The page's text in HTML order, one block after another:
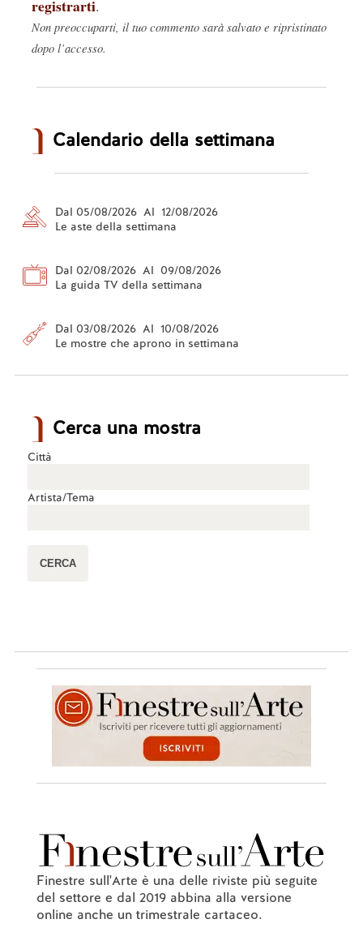
registrarti.
Non preoccuparti, il tuo commento sarà salvato e ripristinato
dopo l’accesso.
Calendario della settimana
Dal 05/08/2026 Al 12/08/2026
Le aste della settimana
Dal 02/08/2026 Al 09/08/2026
La guida TV della settimana
Dal 03/08/2026 Al 10/08/2026
Le mostre che aprono in settimana
Cerca una mostra
Città
Artista/Tema
Finestre sull'Arte è una delle riviste più seguite
del settore e dal 2019 abbina alla versione
online anche un trimestrale cartaceo.